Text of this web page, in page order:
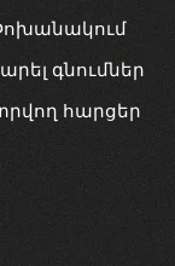
գնումներ
հարցեր